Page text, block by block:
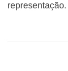
representação.